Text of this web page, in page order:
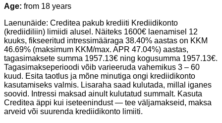
Age: from 18 years
Laenunäide: Creditea pakub krediiti Krediidikonto
(krediidiliin) limiidi alusel. Näiteks 1600€ laenamisel 12
kuuks, fikseeritud intressimääraga 38.40% aastas on KKM
46.69% (maksimum KKM/max. APR 47.04%) aastas,
tagasimaksete summa 1957.13€ ning kogusumma 1957.13€.
Tagasimakseperioodi võib varieeruda vahemikus 3 – 60
kuud. Esita taotlus ja mõne minutiga ongi krediidikonto
kasutamiseks valmis. Lisaraha saad kulutada, millal iganes
soovid. Intressi maksad ainult kulutatud summalt. Kasuta
Creditea äppi kui iseteenindust — tee väljamakseid, maksa
arveid või suurenda krediidikonto limiiti.